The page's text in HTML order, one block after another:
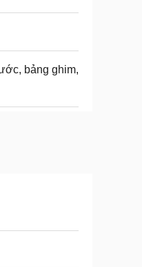
bảng ghim,